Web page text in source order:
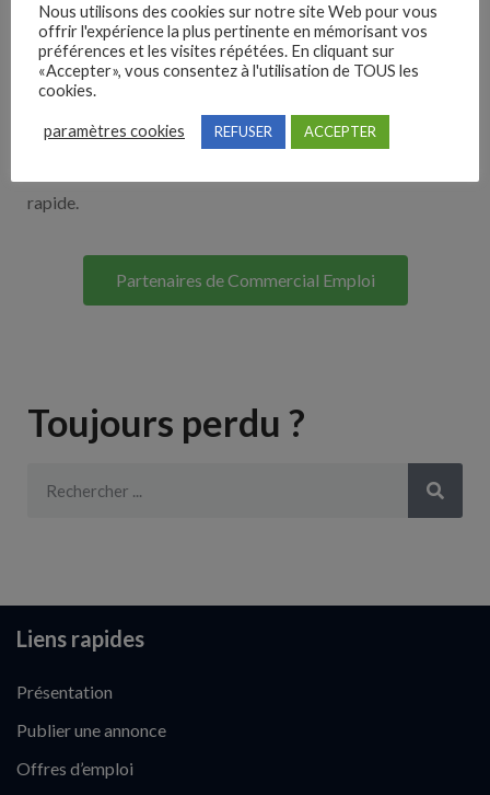
Nos solutions entreprises
Découvrez nos partenaires ! Moteurs de recherches,
multidiffuseurs, sites payant… nombreux sont nos
partenaires. Si vous travaillez avec un ATS nous avons
rapide.
Partenaires de Commercial Emploi
Toujours perdu ?
Liens rapides
Présentation
Publier une annonce
Offres d’emploi
Nous utilisons des cookies sur notre site Web pour vous
offrir l'expérience la plus pertinente en mémorisant vos
préférences et les visites répétées. En cliquant sur
«Accepter», vous consentez à l'utilisation de TOUS les
cookies.
paramètres cookies REFUSER ACCEPTER